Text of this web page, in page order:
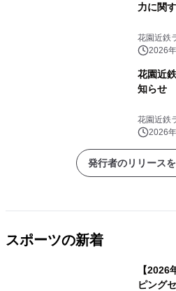
力に関
花園近鉄
2026
花園近
知らせ
花園近鉄
2026
発行者のリリース
スポーツの新着
【2026
ピング